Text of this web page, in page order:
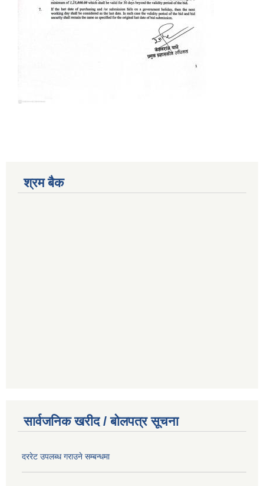
श्रम बैक
सार्वजनिक खरीद / बोलपत्र सूचना
दररेट उपलब्ध गराउने सम्बन्धमा